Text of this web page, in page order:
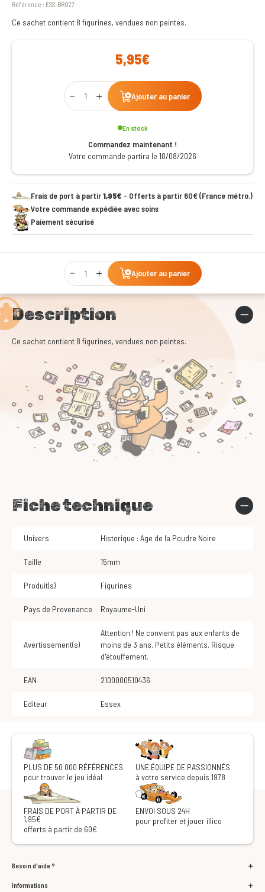
Référence : ESS-BRO27
Ce sachet contient 8 figurines, vendues non peintes.
5,95€
Qty
Ajouter au panier
En stock
Commandez maintenant !
Votre commande partira le 10/08/2026
Frais de port à partir1,95€ - Offerts à partir 60€ (France métro.)
Votre commande expédiée avec soins
Paiement sécurisé
Qty
Ajouter au panier
Description
Ce sachet contient 8 figurines, vendues non peintes.
Fiche technique
Univers Historique : Age de la Poudre Noire
Taille 15mm
Produit(s) Figurines
Pays de Provenance Royaume-Uni
Avertissement(s)
Attention ! Ne convient pas aux enfants de
moins de 3 ans. Petits éléments. Risque
d'étouffement.
EAN 2100000510436
Editeur Essex
PLUS DE 50 000 RÉFÉRENCES
pour trouver le jeu idéal
UNE ÉQUIPE DE PASSIONNÉS
à votre service depuis 1978
FRAIS DE PORT À PARTIR DE
1,95€
offerts à partir de 60€
ENVOI SOUS 24H
pour profiter et jouer illico
Besoin d'aide ?
Informations